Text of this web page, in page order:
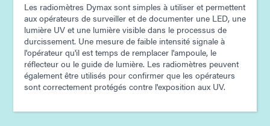
Les radiomètres Dymax sont simples à utiliser et permettent
aux opérateurs de surveiller et de documenter une LED, une
lumière UV et une lumière visible dans le processus de
durcissement. Une mesure de faible intensité signale à
l'opérateur qu'il est temps de remplacer l'ampoule, le
réflecteur ou le guide de lumière. Les radiomètres peuvent
également être utilisés pour confirmer que les opérateurs
sont correctement protégés contre l'exposition aux UV.